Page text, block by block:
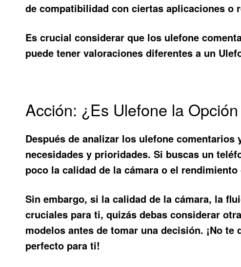
de compatibilidad con ciertas aplicaciones o
Es crucial considerar que los ulefone
puede tener valoraciones diferentes a un
Acción: ¿Es Ulefone la
Después de analizar los ulefone comentarios
necesidades y prioridades. Si buscas un
poco la calidad de la cámara o el
Sin embargo, si la calidad de la cámara, la
cruciales para ti, quizás debas considerar
modelos antes de tomar una decisión. ¡No te
perfecto para ti!